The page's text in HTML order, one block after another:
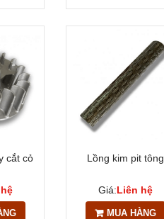
cắt cỏ Lồng kim pit tông
Giá:Liên hệ
MUA HÀNG